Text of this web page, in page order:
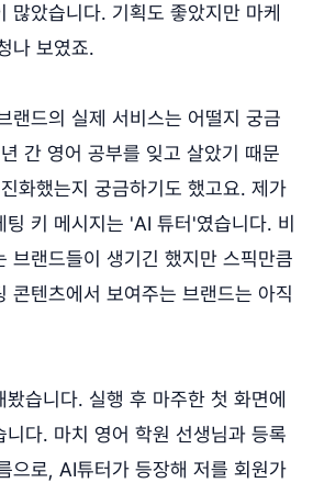
많았습니다. 기획도 좋았지만 마케
나 보였죠.
랜드의 실제 서비스는 어떨지 궁금
간 영어 공부를 잊고 살았기 때문
화했는지 궁금하기도 했고요. 제가
키 메시지는 'AI 튜터'였습니다. 비
브랜드들이 생기긴 했지만 스픽만큼
콘텐츠에서 보여주는 브랜드는 아직
습니다. 실행 후 마주한 첫 화면에
니다. 마치 영어 학원 선생님과 등록
으로, AI튜터가 등장해 저를 회원가